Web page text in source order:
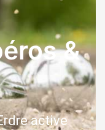
&
active